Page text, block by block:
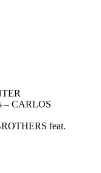
– CARLOS
feat.